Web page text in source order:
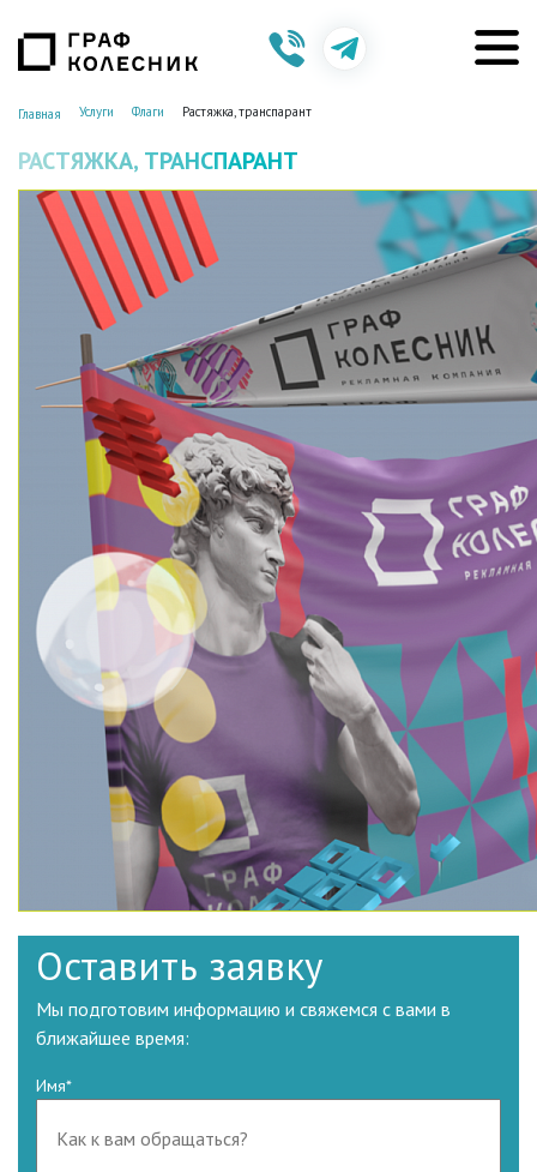
Главная Услуги Флаги Растяжка, транспарант
РАСТЯЖКА, ТРАНСПАРАНТ
Оставить заявку
Мы подготовим информацию и свяжемся с вами в
ближайшее время:
Имя*